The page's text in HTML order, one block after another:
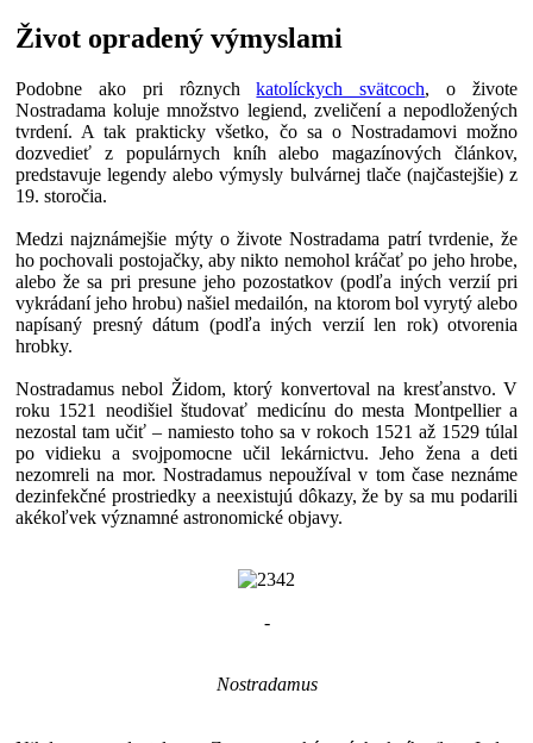
Život opradený výmyslami
Podobne ako pri rôznychkatolíckych svätcoch, o živote
Nostradama koluje množstvo legiend, zveličení a nepodložených
tvrdení. A tak prakticky všetko, čo sa o Nostradamovi možno
dozvedieť z populárnych kníh alebo magazínových článkov,
predstavuje legendy alebo výmysly bulvárnej tlače (najčastejšie) z
19. storočia.
Medzi najznámejšie mýty o živote Nostradama patrí tvrdenie, že
ho pochovali postojačky, aby nikto nemohol kráčať po jeho hrobe,
alebo že sa pri presune jeho pozostatkov (podľa iných verzií pri
vykrádaní jeho hrobu) našiel medailón, na ktorom bol vyrytý alebo
napísaný presný dátum (podľa iných verzií len rok) otvorenia
hrobky.
Nostradamus nebol Židom, ktorý konvertoval na kresťanstvo. V
roku 1521 neodišiel študovať medicínu do mesta Montpellier a
nezostal tam učiť – namiesto toho sa v rokoch 1521 až 1529 túlal
po vidieku a svojpomocne učil lekárnictvu. Jeho žena a deti
nezomreli na mor. Nostradamus nepoužíval v tom čase neznáme
dezinfekčné prostriedky a neexistujú dôkazy, že by sa mu podarili
akékoľvek významné astronomické objavy.
-
Nostradamus